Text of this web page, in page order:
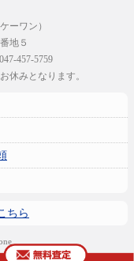
ーワン）
地５
457-5759
休みとなります。
ちら